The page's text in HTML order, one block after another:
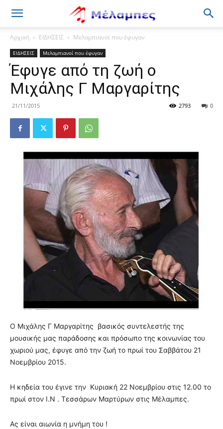
Μέλαμπες
Αρχική ΕΙΔΗΣΕΙΣ Μελαμπιανοί που έφυγαν
ΕΙΔΗΣΕΙΣ Μελαμπιανοί που έφυγαν
Έφυγε από τη ζωή ο
Μιχάλης Γ Μαργαρίτης
21/11/2015 0
2793
Ο Μιχάλης Γ Μαργαρίτης βασικός συντελεστής της
μουσικής μας παράδοσης και πρόσωπο της κοινωνίας του
χωριού μας, έφυγε από την ζωή το πρωί του Σαββάτου 21
Νοεμβρίου 2015.
Η κηδεία του έγινε την Κυριακή 22 Νοεμβρίου στις 12.00 το
πρωί στον Ι.Ν . Τεσσάρων Μαρτύρων στις Μέλαμπες.
Ας είναι αιωνία η μνήμη του !